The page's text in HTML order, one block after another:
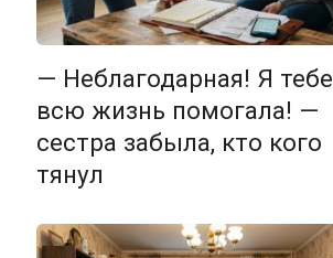
— Неблагодарная! Я тебе
всю жизнь помогала! —
сестра забыла, кто кого
тянул